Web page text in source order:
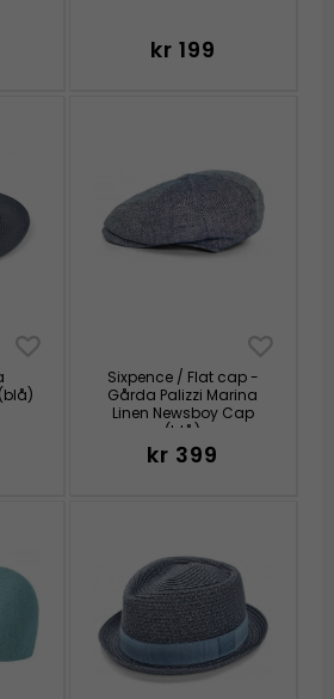
kr 199
Sixpence / Flat cap -
Gårda Palizzi Marina
Linen Newsboy Cap
(blå)
kr 399